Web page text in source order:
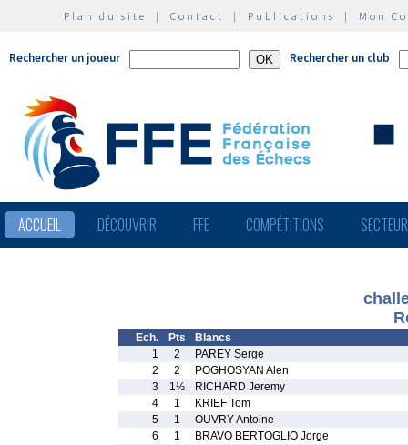
Plan du site | Contact | Publications | Mon
Rechercher un joueur Rechercher un club
ACCUEIL DÉCOUVRIR FFE COMPÉTITIONS
Ech. Pts
Blancs
1
2
PAREY Serge
2
2
POGHOSYAN Alen
3
1½
RICHARD Jeremy
4
1
KRIEF Tom
5
1
OUVRY Antoine
6
1
BRAVO BERTOGLIO Jorge